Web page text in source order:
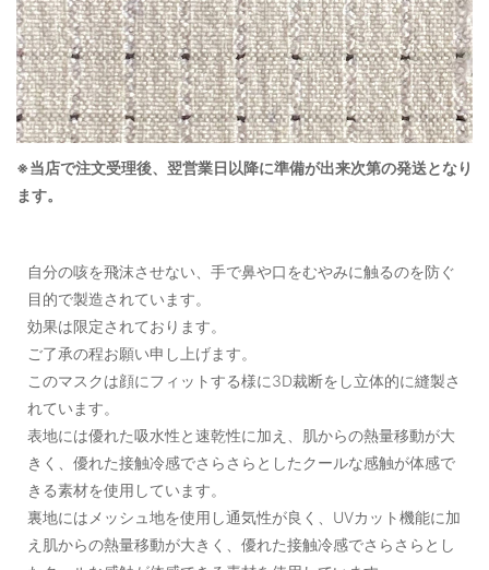
※当店で注文受理後、翌営業日以降に準備が出来次第の発送となり
ます。
自分の咳を飛沫させない、手で鼻や口をむやみに触るのを防ぐ
目的で製造されています。
効果は限定されております。
ご了承の程お願い申し上げます。
このマスクは顔にフィットする様に3D裁断をし立体的に縫製さ
れています。
表地には優れた吸水性と速乾性に加え、肌からの熱量移動が大
きく、優れた接触冷感でさらさらとしたクールな感触が体感で
きる素材を使用しています。
裏地にはメッシュ地を使用し通気性が良く、UVカット機能に加
え肌からの熱量移動が大きく、優れた接触冷感でさらさらとし